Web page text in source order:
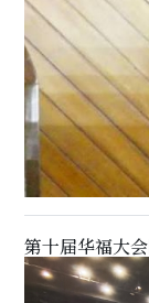
第十届华福大